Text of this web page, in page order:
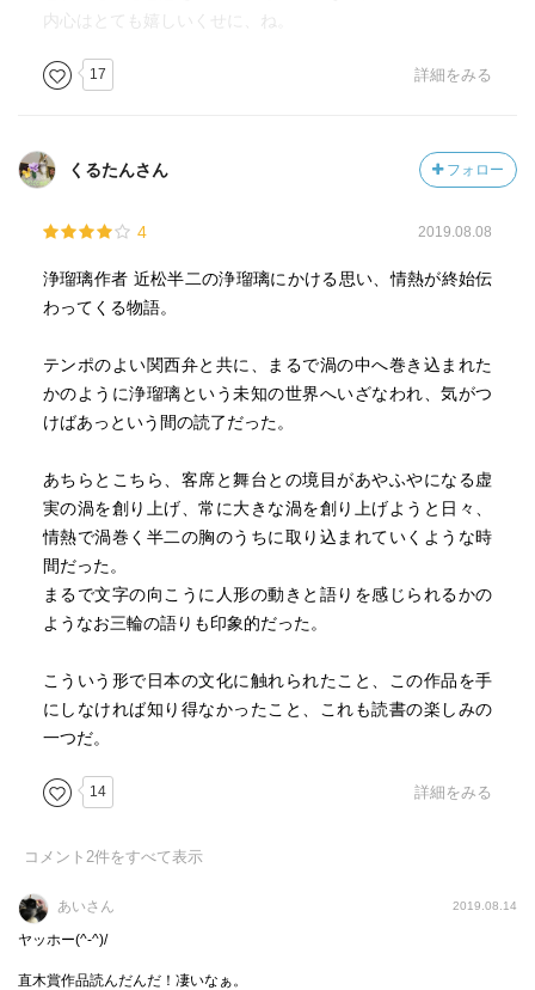
い。ただ、この本を読んで人形浄瑠璃、文楽に興味がでて
きたということは間違いない。
今まで全く興味の無かった分野に目を向けさせてくれる、
この「読書」という行為が本当に深いものであることを改
賞作品。
傑作である。
内心はとても嬉しいくせに、ね。
17 詳細をみる
くるたんさん フォロー
4 2019.08.08
浄瑠璃作者 近松半二の浄瑠璃にかける思い、情熱が終始伝
わってくる物語。
テンポのよい関西弁と共に、まるで渦の中へ巻き込まれた
かのように浄瑠璃という未知の世界へいざなわれ、気がつ
けばあっという間の読了だった。
あちらとこちら、客席と舞台との境目があやふやになる虚
実の渦を創り上げ、常に大きな渦を創り上げようと日々、
情熱で渦巻く半二の胸のうちに取り込まれていくような時
間だった。
まるで文字の向こうに人形の動きと語りを感じられるかの
ようなお三輪の語りも印象的だった。
こういう形で日本の文化に触れられたこと、この作品を手
にしなければ知り得なかったこと、これも読書の楽しみの
一つだ。
14 詳細をみる
コメント 2件をすべて表示
あいさん 2019.08.14
ヤッホー(^-^)/
直木賞作品読んだんだ！凄いなぁ。